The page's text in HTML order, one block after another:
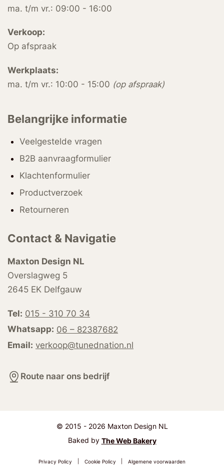
ma. t/m vr.: 09:00 - 16:00
Verkoop:
Op afspraak
Werkplaats:
ma. t/m vr.: 10:00 - 15:00 (op afspraak)
Belangrijke informatie
Veelgestelde vragen
B2B aanvraagformulier
Klachtenformulier
Productverzoek
Retourneren
Contact & Navigatie
Maxton Design NL
Overslagweg 5
2645 EK Delfgauw
Tel: 015 - 310 70 34
Whatsapp: 06 – 82387682
Email: verkoop@tunednation.nl
Route naar ons bedrijf
© 2015 - 2026 Maxton Design NL
Baked by The Web Bakery
Privacy Policy Cookie Policy Algemene voorwaarden